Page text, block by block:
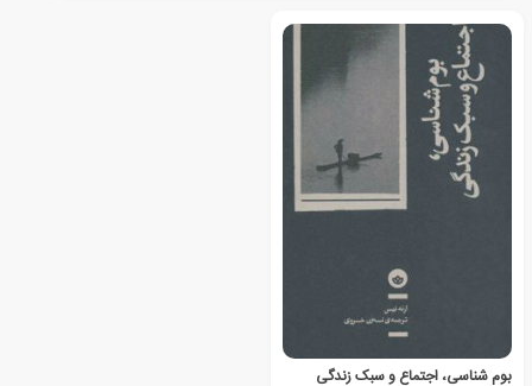
بوم شناسی، اجتماع و سبک زندگی